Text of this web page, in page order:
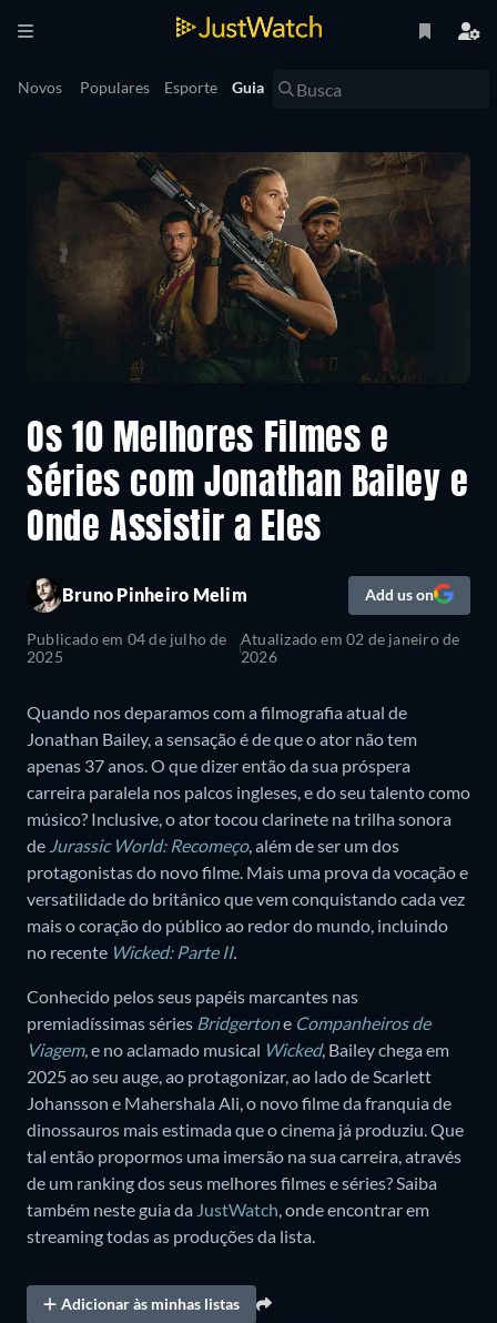
Novos Populares Esporte Guia
Os 10 Melhores Filmes e
Séries com Jonathan Bailey e
Onde Assistir a Eles
Bruno Pinheiro Melim Add us on
Publicado em 04 de julho de
2025
Atualizado em02 de janeiro de
2026
Quando nos deparamos com a filmografia atual de
Jonathan Bailey, a sensação é de que o ator não tem
apenas 37 anos. O que dizer então da sua próspera
carreira paralela nos palcos ingleses, e do seu talento como
músico? Inclusive, o ator tocou clarinete na trilha sonora
de Jurassic World: Recomeço, além de ser um dos
protagonistas do novo filme. Mais uma prova da vocação e
versatilidade do britânico que vem conquistando cada vez
mais o coração do público ao redor do mundo, incluindo
no recente Wicked: Parte II.
Conhecido pelos seus papéis marcantes nas
premiadíssimas séries Bridgertone Companheiros de
Viagem, e no aclamado musical Wicked, Bailey chega em
2025 ao seu auge, ao protagonizar, ao lado de Scarlett
Johansson e Mahershala Ali, o novo filme da franquia de
dinossauros mais estimada que o cinema já produziu. Que
tal então propormos uma imersão na sua carreira, através
de um ranking dos seus melhores filmes e séries? Saiba
também neste guia da JustWatch , onde encontrar em
streaming todas as produções da lista.
Adicionar às minhas listas